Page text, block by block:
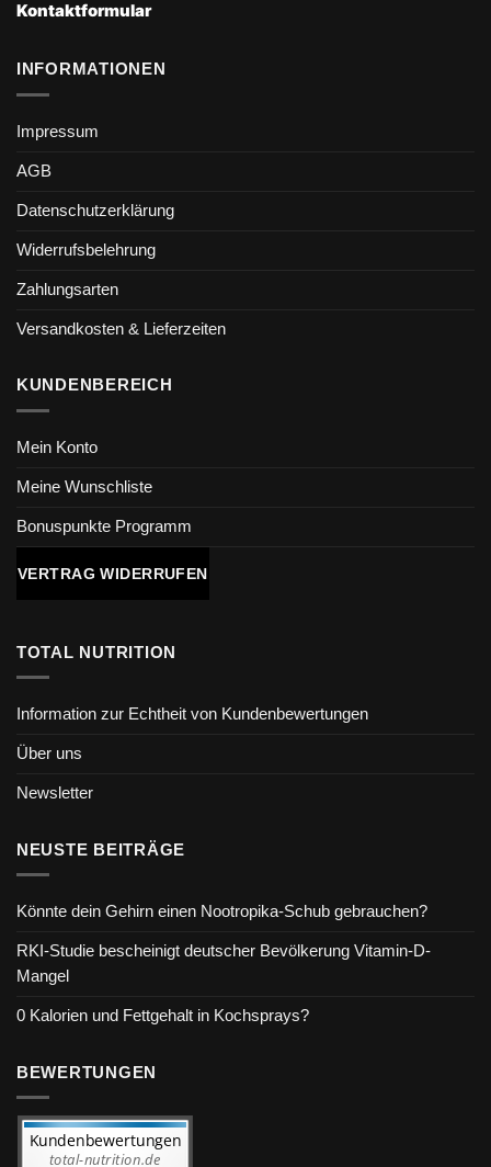
Kontaktformular
INFORMATIONEN
Impressum
AGB
Datenschutzerklärung
Widerrufsbelehrung
Zahlungsarten
Versandkosten & Lieferzeiten
KUNDENBEREICH
Mein Konto
Meine Wunschliste
Bonuspunkte Programm
VERTRAG WIDERRUFEN
TOTAL NUTRITION
Information zur Echtheit von Kundenbewertungen
Über uns
Newsletter
NEUSTE BEITRÄGE
Könnte dein Gehirn einen Nootropika-Schub gebrauchen?
RKI-Studie bescheinigt deutscher Bevölkerung Vitamin-D-
Mangel
0 Kalorien und Fettgehalt in Kochsprays?
BEWERTUNGEN